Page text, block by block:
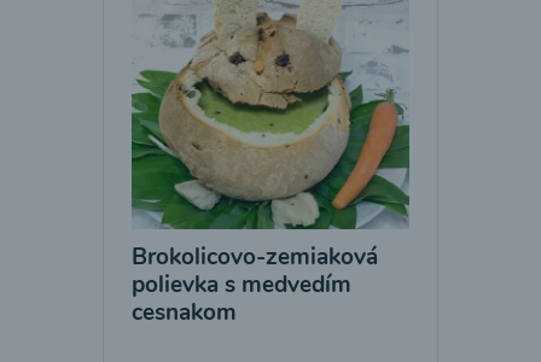
Brokolicovo-zemiaková
polievka s medvedím
cesnakom